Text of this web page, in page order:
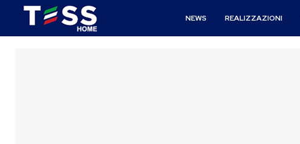
NEWS REALIZZAZIONI